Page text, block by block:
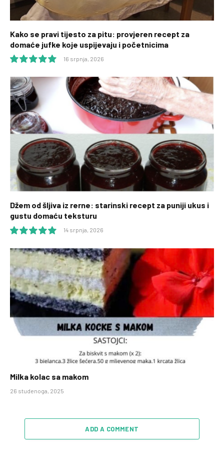
Kako se pravi tijesto za pitu: provjeren recept za
domaće jufke koje uspijevaju i početnicima
10.0
16 srpnja, 2026
Džem od šljiva iz rerne: starinski recept za puniji ukus i
gustu domaću teksturu
10.0
14 srpnja, 2026
Milka kolac sa makom
26 studenoga, 2025
ADD A COMMENT